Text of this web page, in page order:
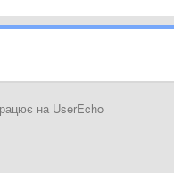
на UserEcho